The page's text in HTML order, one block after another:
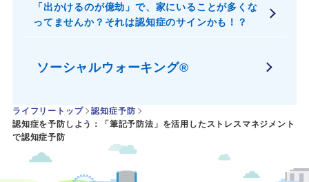
「出かけるのが億劫」で、家にいることが多くな
ってませんか？それは認知症のサインかも！？
ソーシャルウォーキング®
ライフリートップ
認知症予防
認知症を予防しよう：「筆記予防法」を活用したストレスマネジメント
で認知症予防